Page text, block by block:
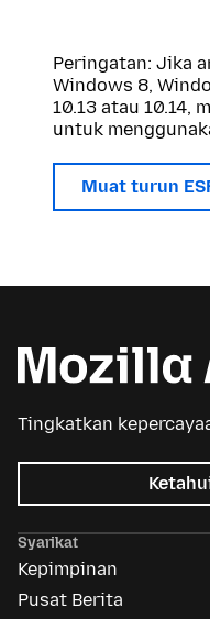
Peringatan: Jika
Windows 8,
10.13 atau 10.14,
untuk
Muat turun
Tingkatkan
Syarikat
Kepimpinan
Pusat Berita